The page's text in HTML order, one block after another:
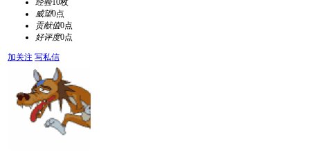
经验10枚
威望0点
贡献值0点
好评度0点
加关注 写私信